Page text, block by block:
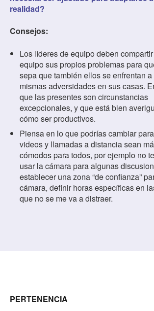
realidad?
Consejos:
Los líderes de equipo deben
equipo sus propios problemas para
sepa que también ellos se enfrentan
mismas adversidades en sus casas.
que las presentes son circunstancias
excepcionales, y que está bien
cómo ser productivos.
Piensa en lo que podrías cambiar
videos y llamadas a distancia sean
cómodos para todos, por ejemplo no
usar la cámara para algunas
establecer una zona “de confianza”
cámara, definir horas específicas en
que no se me va a distraer.
PERTENENCIA